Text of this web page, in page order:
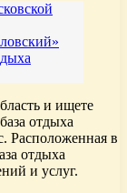
и ищете
отдыха
Расположенная в
отдыха
и услуг.